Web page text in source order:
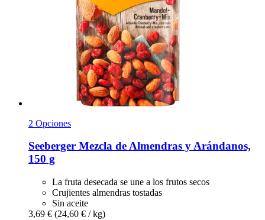
2 Opciones
Seeberger Mezcla de Almendras y Arándanos,
150 g
La fruta desecada se une a los frutos secos
Crujientes almendras tostadas
Sin aceite
3,69 € (24,60 € / kg)